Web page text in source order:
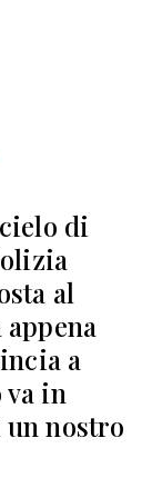
di
al
a
va in
un nostro